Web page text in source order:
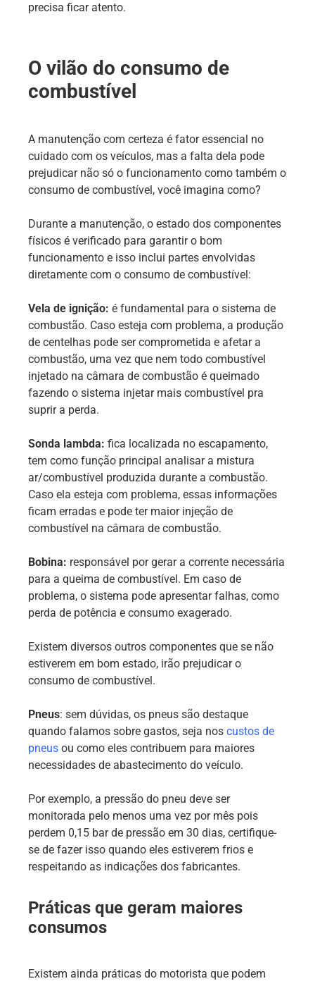
precisa ficar atento.
O vilão do consumo de
combustível
A manutenção com certeza é fator essencial no
cuidado com os veículos, mas a falta dela pode
prejudicar não só o funcionamento como também o
consumo de combustível, você imagina como?
Durante a manutenção, o estado dos componentes
físicos é verificado para garantir o bom
funcionamento e isso inclui partes envolvidas
diretamente com o consumo de combustível:
Vela de ignição: é fundamental para o sistema de
combustão. Caso esteja com problema, a produção
de centelhas pode ser comprometida e afetar a
combustão, uma vez que nem todo combustível
injetado na câmara de combustão é queimado
fazendo o sistema injetar mais combustível pra
suprir a perda.
Sonda lambda: fica localizada no escapamento,
tem como função principal analisar a mistura
ar/combustível produzida durante a combustão.
Caso ela esteja com problema, essas informações
ficam erradas e pode ter maior injeção de
combustível na câmara de combustão.
Bobina: responsável por gerar a corrente necessária
para a queima de combustível. Em caso de
problema, o sistema pode apresentar falhas, como
perda de potência e consumo exagerado.
Existem diversos outros componentes que se não
estiverem em bom estado, irão prejudicar o
consumo de combustível.
Pneus: sem dúvidas, os pneus são destaque
quando falamos sobre gastos, seja nos custos de
pneus ou como eles contribuem para maiores
necessidades de abastecimento do veículo.
Por exemplo, a pressão do pneu deve ser
monitorada pelo menos uma vez por mês pois
perdem 0,15 bar de pressão em 30 dias, certifique-
se de fazer isso quando eles estiverem frios e
respeitando as indicações dos fabricantes.
Práticas que geram maiores
consumos
Existem ainda práticas do motorista que podem